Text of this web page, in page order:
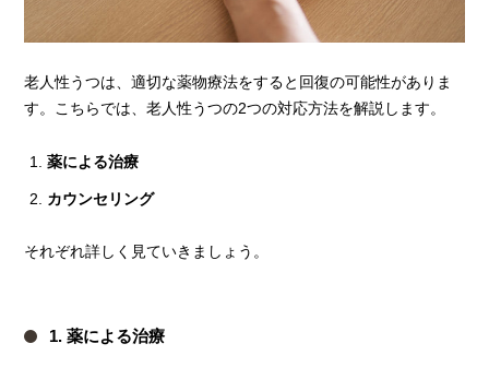
老人性うつは、適切な薬物療法をすると回復の可能性がありま
す。こちらでは、老人性うつの2つの対応方法を解説します。
薬による治療
カウンセリング
それぞれ詳しく見ていきましょう。
1. 薬による治療